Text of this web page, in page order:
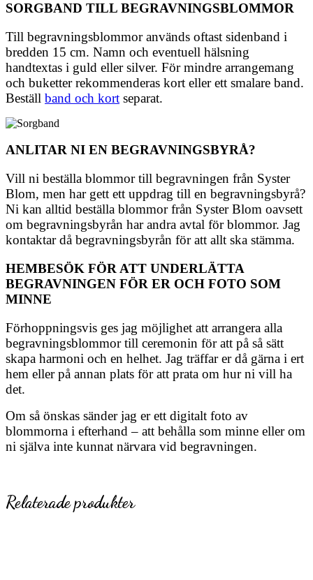
SORGBAND TILL BEGRAVNINGSBLOMMOR
Till begravningsblommor används oftast sidenband i
bredden 15 cm. Namn och eventuell hälsning
handtextas i guld eller silver. För mindre arrangemang
och buketter rekommenderas kort eller ett smalare band.
Beställ band och kort separat.
ANLITAR NI EN BEGRAVNINGSBYRÅ?
Vill ni beställa blommor till begravningen från Syster
Blom, men har gett ett uppdrag till en begravningsbyrå?
Ni kan alltid beställa blommor från Syster Blom oavsett
om begravningsbyrån har andra avtal för blommor. Jag
kontaktar då begravningsbyrån för att allt ska stämma.
HEMBESÖK FÖR ATT UNDERLÄTTA
BEGRAVNINGEN FÖR ER OCH FOTO SOM
MINNE
Förhoppningsvis ges jag möjlighet att arrangera alla
begravningsblommor till ceremonin för att på så sätt
skapa harmoni och en helhet. Jag träffar er då gärna i ert
hem eller på annan plats för att prata om hur ni vill ha
det.
Om så önskas sänder jag er ett digitalt foto av
blommorna i efterhand – att behålla som minne eller om
ni själva inte kunnat närvara vid begravningen.
Relaterade produkter